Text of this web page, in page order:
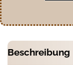
Beschreibung